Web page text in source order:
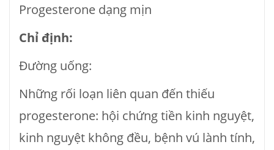
Progesterone dạng mịn
Chỉ định:
Đường uống:
Những rối loạn liên quan đến thiếu
progesterone: hội chứng tiền kinh nguyệt,
kinh nguyệt không đều, bệnh vú lành tính,